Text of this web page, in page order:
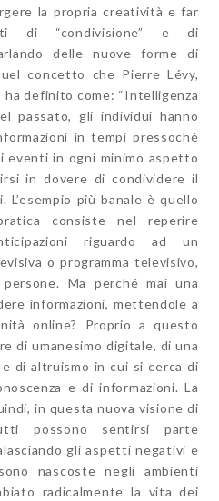
la propria creatività e far
di “condivisione” e di
delle nuove forme di
concetto che Pierre Lévy,
definito come: “Intelligenza
passato, gli individui hanno
in tempi pressoché
eventi in ogni minimo aspetto
in dovere di condividere il
più banale è quello
consiste nel reperire
riguardo ad un
o programma televisivo,
Ma perché mai una
informazioni, mettendole a
online? Proprio a questo
di umanesimo digitale, di una
di altruismo in cui si cerca di
e di informazioni. La
in questa nuova visione di
possono sentirsi parte
gli aspetti negativi e
nascoste negli ambienti
radicalmente la vita dei